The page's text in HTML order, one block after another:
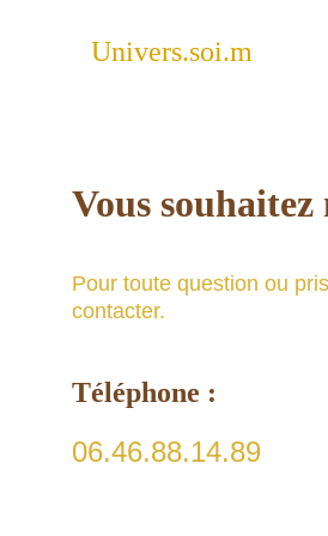
Univers.soi.m
Vous
Pour toute question ou
contacter.
Téléphone :
06.46.88.14.89